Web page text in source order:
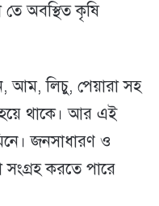
অবস্থিত কৃষি
আম, লিচু, পেয়ারা সহ
হয়ে থাকে। আর এই
জনসাধারণ ও
সংগ্রহ করতে পারে